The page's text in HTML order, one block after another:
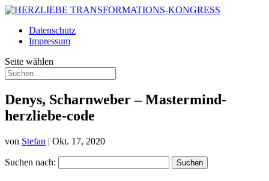
Datenschutz
Impressum
Seite wählen
Denys, Scharnweber – Mastermind-
herzliebe-code
von Stefan | Okt. 17, 2020
Suchen nach: